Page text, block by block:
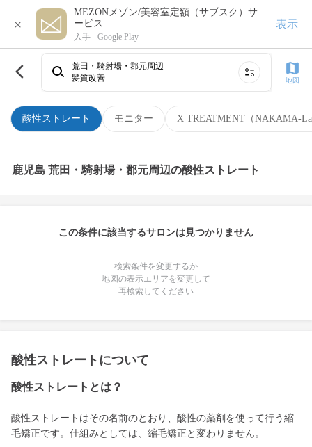
×
MEZONメゾン/美容室定額（サブスク）サ
ービス
入手 - Google Play
表示
酸性ストレート モニター X TREATMENT（NAKAMA-
荒田・騎射場・郡元周辺
髪質改善
地図
鹿児島 荒田・騎射場・郡元周辺の酸性ストレート
この条件に該当するサロンは見つかりません
検索条件を変更するか
地図の表示エリアを変更して
再検索してください
酸性ストレートについて
酸性ストレートとは？
酸性ストレートはその名前のとおり、酸性の薬剤を使って行う縮
毛矯正です。仕組みとしては、縮毛矯正と変わりません。